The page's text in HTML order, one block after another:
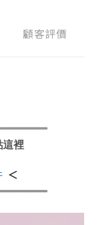
顧客評價
這裡
＜